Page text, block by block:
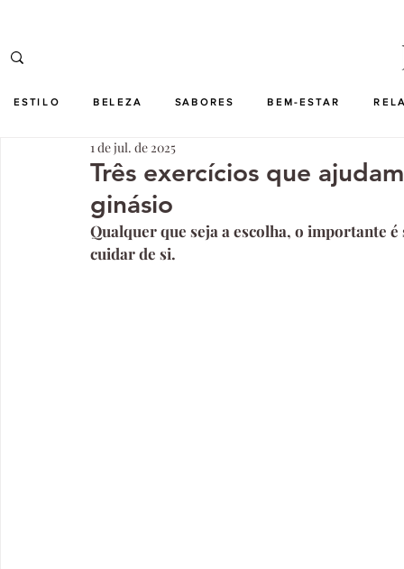
ESTILO BELEZA SABORES BEM-ESTAR
Três exercícios que
ginásio
1 de jul. de 2025
Qualquer que seja a escolha, o importante
cuidar de si.